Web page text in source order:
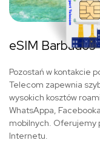
eSIM Barbados
Pozostań w kontakcie
Telecom zapewnia
wysokich kosztów
WhatsAppa,
mobilnych. Oferujemy
Internetu.